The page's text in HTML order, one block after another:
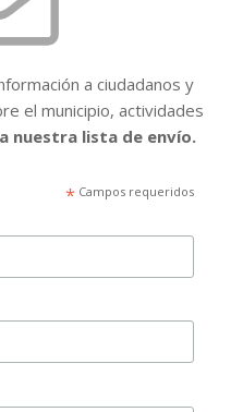
a ciudadanos y
el municipio, actividades
nuestra lista de envío.
*Campos requeridos